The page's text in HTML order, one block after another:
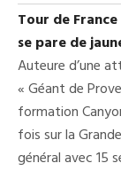
Tour de
se pare de
Auteure d’une
« Géant de
formation
fois sur la
général avec 15